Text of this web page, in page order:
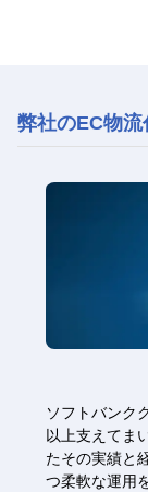
弊社のEC物
ソフトバンク
以上支えてま
たその実績と
つ柔軟な運用